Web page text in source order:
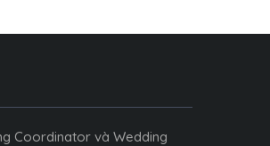
Coordinator và Wedding